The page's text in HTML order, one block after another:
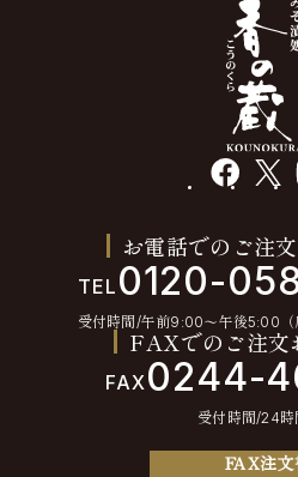
facebook
お電話でのご注
TEL 0120-
受付時間/午前9:00〜午後5:00（
FAXでのご注文
FAX0244-
受付時間/24時
FAX注文